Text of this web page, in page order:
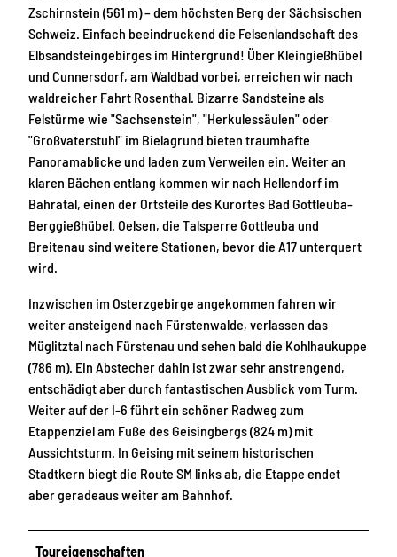
Zschirnstein (561 m) – dem höchsten Berg der Sächsischen
Schweiz. Einfach beeindruckend die Felsenlandschaft des
Elbsandsteingebirges im Hintergrund! Über Kleingießhübel
und Cunnersdorf, am Waldbad vorbei, erreichen wir nach
waldreicher Fahrt Rosenthal. Bizarre Sandsteine als
Felstürme wie "Sachsenstein", "Herkulessäulen" oder
"Großvaterstuhl" im Bielagrund bieten traumhafte
Panoramablicke und laden zum Verweilen ein. Weiter an
klaren Bächen entlang kommen wir nach Hellendorf im
Bahratal, einen der Ortsteile des Kurortes Bad Gottleuba-
Berggießhübel. Oelsen, die Talsperre Gottleuba und
Breitenau sind weitere Stationen, bevor die A17 unterquert
wird.
Inzwischen im Osterzgebirge angekommen fahren wir
weiter ansteigend nach Fürstenwalde, verlassen das
Müglitztal nach Fürstenau und sehen bald die Kohlhaukuppe
(786 m). Ein Abstecher dahin ist zwar sehr anstrengend,
entschädigt aber durch fantastischen Ausblick vom Turm.
Weiter auf der I-6 führt ein schöner Radweg zum
Etappenziel am Fuße des Geisingbergs (824 m) mit
Aussichtsturm. In Geising mit seinem historischen
Stadtkern biegt die Route SM links ab, die Etappe endet
aber geradeaus weiter am Bahnhof.
Toureigenschaften